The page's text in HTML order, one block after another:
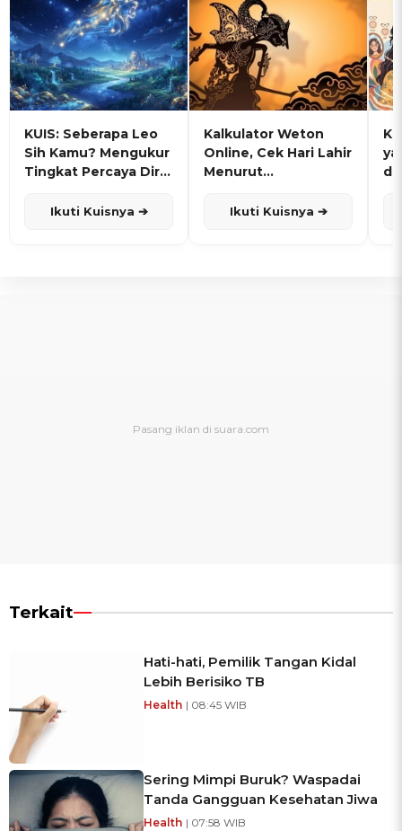
KUIS: Seberapa Leo
Sih Kamu? Mengukur
Tingkat Percaya Diri
Ikuti Kuisnya ➔
Kalkulator Weton
Online, Cek Hari Lahir
Menurut
Ikuti Kuisnya ➔
Terkait
Hati-hati, Pemilik Tangan Kidal
Lebih Berisiko TB
Health | 08:45 WIB
Sering Mimpi Buruk? Waspadai
Tanda Gangguan Kesehatan Jiwa
Health | 07:58 WIB